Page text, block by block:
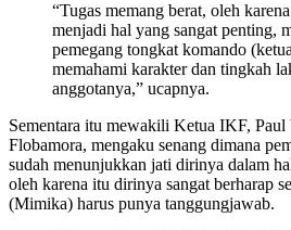
“Tugas memang berat, oleh
menjadi hal yang sangat penting,
pemegang tongkat komando
memahami karakter dan tingkah
anggotanya,” ucapnya.
Sementara itu mewakili Ketua IKF, Paul
Flobamora, mengaku senang dimana
sudah menunjukkan jati dirinya dalam
oleh karena itu dirinya sangat berharap
(Mimika) harus punya tanggungjawab.